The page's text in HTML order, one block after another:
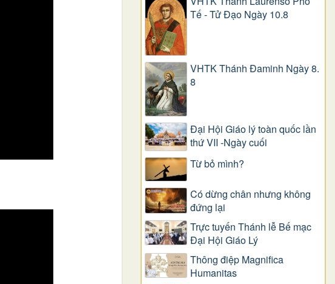
Tế - Tử Đạo Ngày 10.8
VHTK Thánh Đaminh Ngày 8.
8
Đại Hội Giáo lý toàn quốc lần
thứ VII -Ngày cuối
Từ bỏ mình?
Có dừng chân nhưng không
đứng lại
Trực tuyến Thánh lễ Bế mạc
Đại Hội Giáo Lý
Thông điệp Magnifica
Humanitas